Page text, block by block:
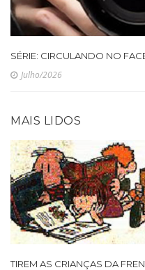
SÉRIE: CIRCULANDO NO
Julho/2026
MAIS LIDOS
TIREM AS CRIANÇAS DA